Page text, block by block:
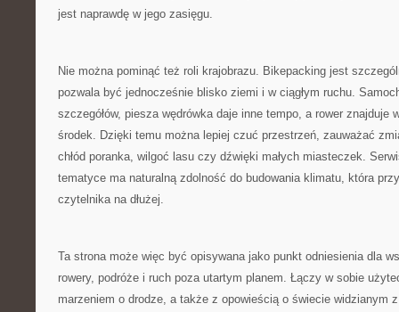
jest naprawdę w jego zasięgu.
Nie można pominąć też roli krajobrazu. Bikepacking jest
pozwala być jednocześnie blisko ziemi i w ciągłym ruchu.
szczegółów, piesza wędrówka daje inne tempo, a rower znajduje
środek. Dzięki temu można lepiej czuć przestrzeń, zauważać
chłód poranka, wilgoć lasu czy dźwięki małych miasteczek.
tematyce ma naturalną zdolność do budowania klimatu, która
czytelnika na dłużej.
Ta strona może więc być opisywana jako punkt odniesienia dla
rowery, podróże i ruch poza utartym planem. Łączy w sobie
marzeniem o drodze, a także z opowieścią o świecie widzianym